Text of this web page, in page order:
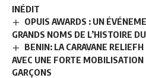
INÉDIT
OPUIS AWARDS : UN
GRANDS NOMS DE L’HISTOIRE
BENIN: LA CARAVANE
AVEC UNE FORTE
GARÇONS